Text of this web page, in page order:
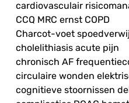
cardiovasculair
CCQ MRC ernst COPD
Charcot-voet
cholelithiasis acute pijn
chronisch AF
circulaire wonden
cognitieve stoornissen